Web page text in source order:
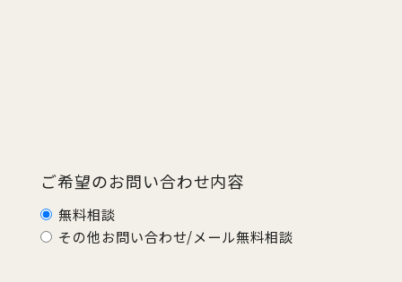
ご希望のお問い合わせ内容
無料相談
その他お問い合わせ/メール無料相談